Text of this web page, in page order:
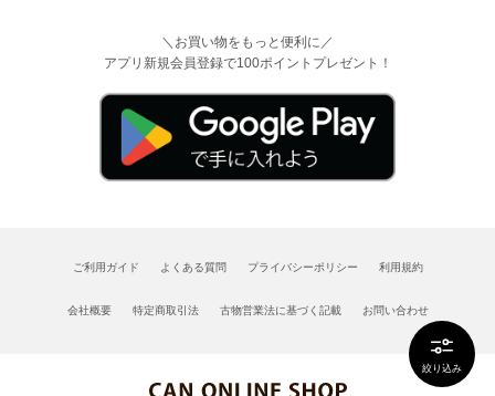
絞り込み
＼お買い物をもっと便利に／
アプリ新規会員登録で100ポイントプレゼント！
ご利用ガイド よくある質問 プライバシーポリシー 利用規約
会社概要 特定商取引法 古物営業法に基づく記載 お問い合わせ